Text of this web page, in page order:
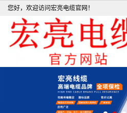
您好，欢迎访问宏亮电缆官网！